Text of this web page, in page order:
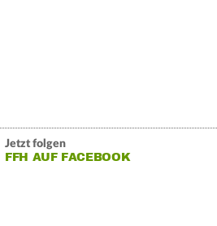
Jetzt folgen
FFH AUF FACEBOOK